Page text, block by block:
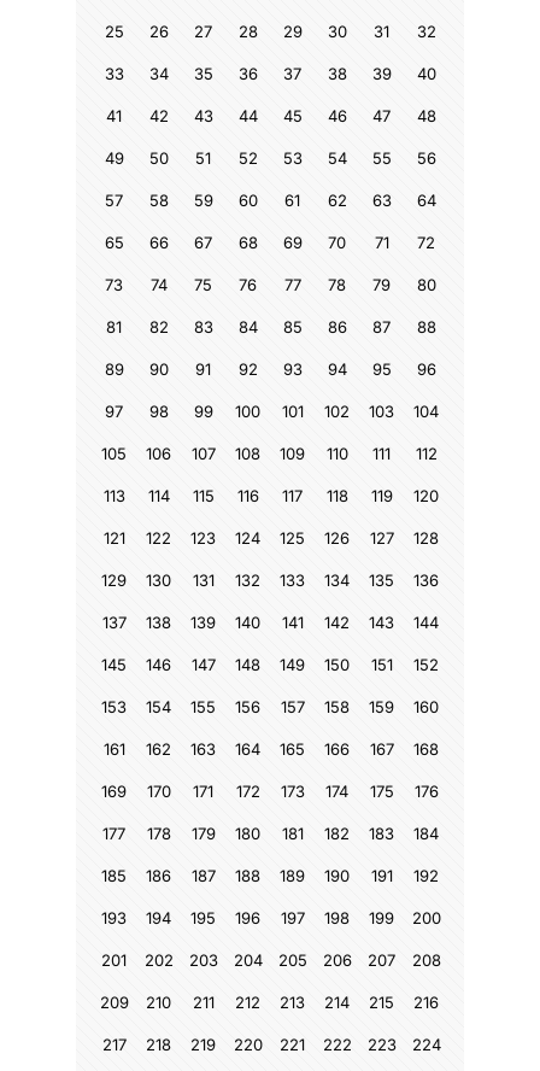
25 26 27 28 29 30 31 32
33 34 35 36 37 38 39 40
41 42 43 44 45 46 47 48
49 50 51 52 53 54 55 56
57 58 59 60 61 62 63 64
65 66 67 68 69 70 71 72
73 74 75 76 77 78 79 80
81 82 83 84 85 86 87 88
89 90 91 92 93 94 95 96
97 98 99 100 101 102 103 104
105 106 107 108 109 110 111 112
113 114 115 116 117 118 119 120
121 122 123 124 125 126 127 128
129 130 131 132 133 134 135 136
137 138 139 140 141 142 143 144
145 146 147 148 149 150 151 152
153 154 155 156 157 158 159 160
161 162 163 164 165 166 167 168
169 170 171 172 173 174 175 176
177 178 179 180 181 182 183 184
185 186 187 188 189 190 191 192
193 194 195 196 197 198 199 200
201 202 203 204 205 206 207 208
209 210 211 212 213 214 215 216
217 218 219 220 221 222 223 224